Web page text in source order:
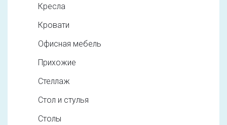
Кресла
Кровати
Офисная мебель
Прихожие
Стеллаж
Стол и стулья
Столы